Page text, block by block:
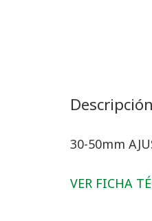
Descripción
30-50mm
VER FICHA